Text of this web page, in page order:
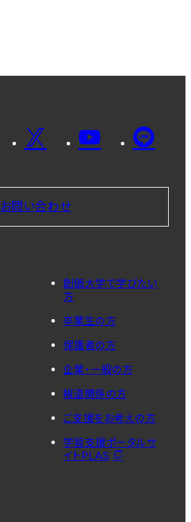
お問い合わせ
創価大学で学びたい
方
卒業生の方
保護者の方
企業・一般の方
報道関係の方
ご支援をお考えの方
学習支援ポータルサ
イトPLAS